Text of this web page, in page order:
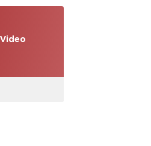
Video